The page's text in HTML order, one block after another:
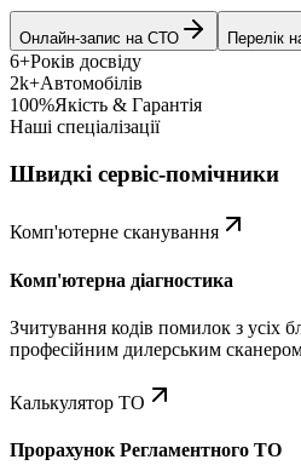
Онлайн-запис на СТО Перелік
6+Років досвіду
2k+Автомобілів
100%Якість & Гарантія
Наші спеціалізації
Швидкі сервіс-помічники
Комп'ютерне сканування
Комп'ютерна діагностика
Зчитування кодів помилок з усіх
професійним дилерським
Калькулятор ТО
Прорахунок Регламентного ТО